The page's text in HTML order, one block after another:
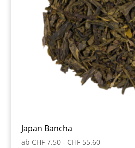
Japan Bancha
ab CHF7.50- CHF55.60